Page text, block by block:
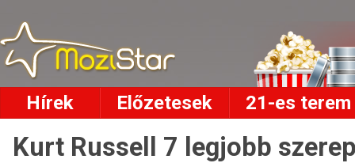
Hírek Előzetesek 21-es terem
Kurt Russell 7 legjobb